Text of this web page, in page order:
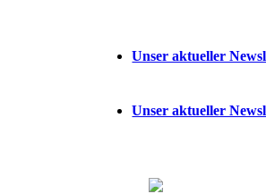
Unser aktueller
Unser aktueller